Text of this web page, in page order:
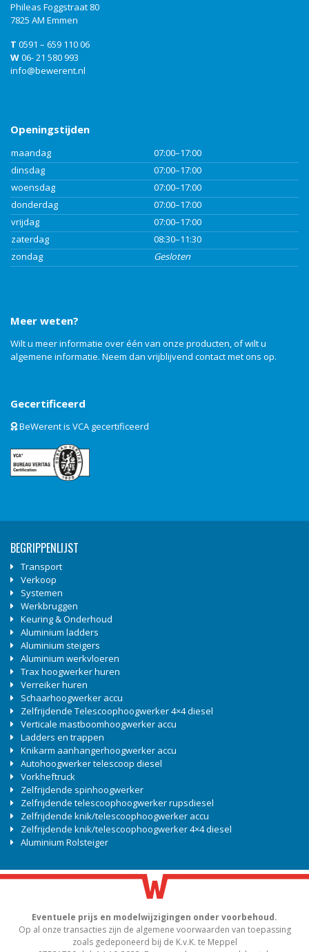
Phileas Foggstraat 80
7825 AM Emmen
T 0591 – 659 110 06
W06- 21 580 993
info@bewerent.nl
Openingstijden
maandag
07:00–17:00
dinsdag
07:00–17:00
woensdag
07:00–17:00
donderdag
07:00–17:00
vrijdag
07:00–17:00
zaterdag
08:30–11:30
zondag
Gesloten
Meer weten?
Wilt u meer informatie over één van onze producten, of wilt u
algemene informatie. Neem dan vrijblijvend contactmet ons op.
Gecertificeerd
BeWerent is VCA gecertificeerd
BEGRIPPENLIJST
Transport
Verkoop
Systemen
Werkbruggen
Keuring & Onderhoud
Aluminium ladders
Aluminium steigers
Aluminium werkvloeren
Trax hoogwerker huren
Verreiker huren
Schaarhoogwerker accu
Zelfrijdende Telescoophoogwerker 4×4 diesel
Verticale mastboomhoogwerker accu
Ladders en trappen
Knikarm aanhangerhoogwerker accu
Autohoogwerker telescoop diesel
Vorkheftruck
Zelfrijdende spinhoogwerker
Zelfrijdende telescoophoogwerker rupsdiesel
Zelfrijdende knik/telescoophoogwerker accu
Zelfrijdende knik/telescoophoogwerker 4×4 diesel
Aluminium Rolsteiger
Eventuele prijs en modelwijzigingen onder voorbehoud.
Op al onze transacties zijn de algemene voorwaarden van toepassing
zoals gedeponeerd bij de K.v.K. te Meppel